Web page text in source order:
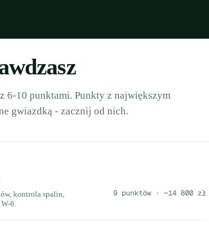
6-10 punktami. Punkty z największym
gwiazdką - zacznij od nich.
kontrola spalin,
6.
9 punktów · ~14 800 zł